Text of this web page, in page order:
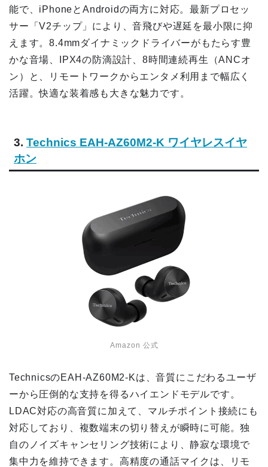
能で、iPhoneとAndroidの両方に対応。最新プロセッ
サー「V2チップ」により、音飛びや遅延を最小限に抑
えます。8.4mmダイナミックドライバーがもたらす豊
かな音場、IPX4の防滴設計、8時間連続再生（ANCオ
ン）と、リモートワークからエンタメ利用まで幅広く
活躍。快適な装着感も大きな魅力です。
3. Technics EAH-AZ60M2-K ワイヤレスイヤ
ホン
Amazon 公式
TechnicsのEAH-AZ60M2-Kは、音質にこだわるユーザ
ーから圧倒的な支持を得るハイエンドモデルです。
LDAC対応の高音質に加えて、マルチポイント接続にも
対応しており、複数端末の切り替えが瞬時に可能。独
自のノイズキャンセリング技術により、静寂な環境で
集中力を維持できます。高精度の通話マイクは、リモ